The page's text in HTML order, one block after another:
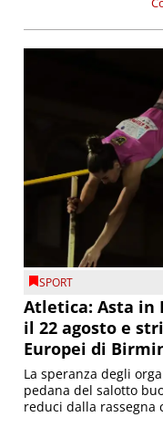
SPORT
Atletica: Asta in
il 22 agosto e
Europei di
La speranza degli
pedana del salotto
reduci dalla rassegna